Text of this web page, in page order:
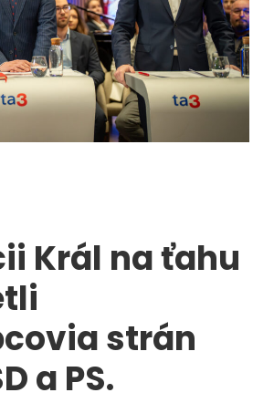
Král na ťahu
strán
a PS.